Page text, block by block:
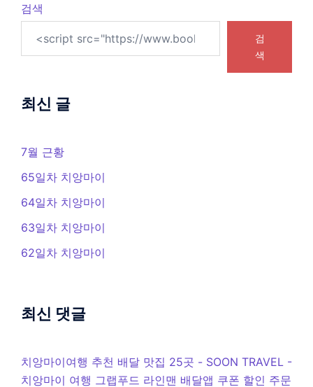
검색
검
색
최신 글
7월 근황
65일차 치앙마이
64일차 치앙마이
63일차 치앙마이
62일차 치앙마이
최신 댓글
치앙마이여행 추천 배달 맛집 25곳 - SOON TRAVEL -
치앙마이 여행 그랩푸드 라인맨 배달앱 쿠폰 할인 주문